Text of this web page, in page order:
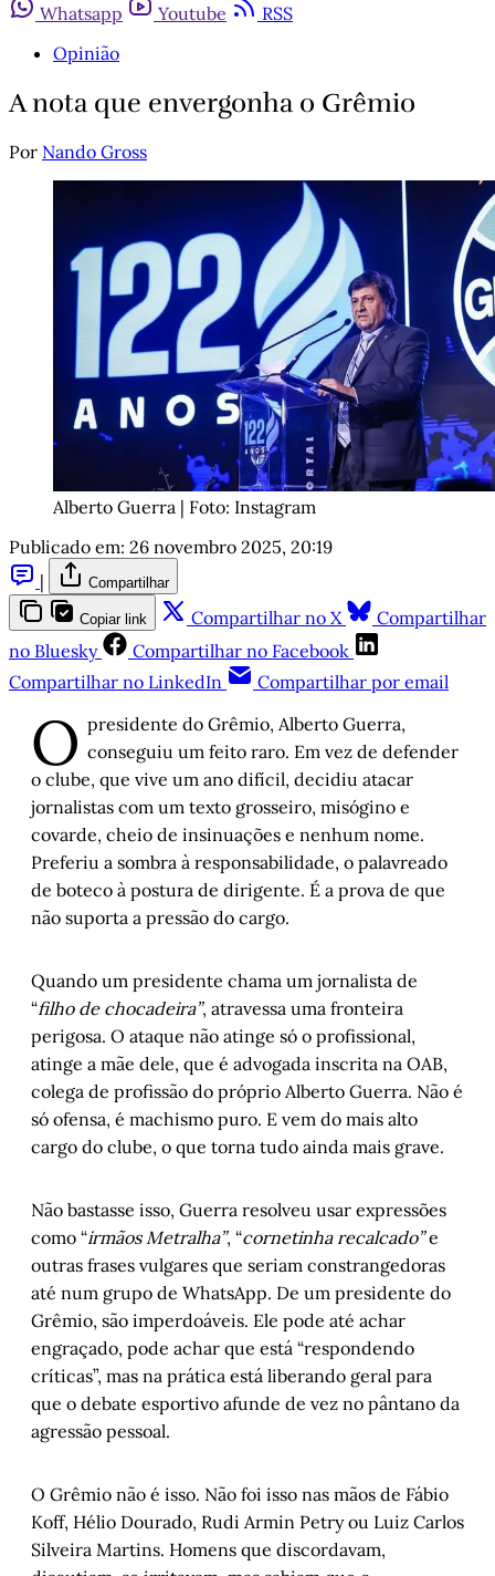
Whatsapp
Youtube
RSS
Opinião
A nota que envergonha o Grêmio
Por Nando Gross
Alberto Guerra | Foto: Instagram
Publicado em: 26 novembro 2025, 20:19
|
Compartilhar
Copiar link Compartilhar no X
Compartilhar
no Bluesky
Compartilhar no Facebook
Compartilhar no LinkedIn
Compartilhar por email
O presidente do Grêmio, Alberto Guerra,
conseguiu um feito raro. Em vez de defender
o clube, que vive um ano difícil, decidiu atacar
jornalistas com um texto grosseiro, misógino e
covarde, cheio de insinuações e nenhum nome.
Preferiu a sombra à responsabilidade, o palavreado
de boteco à postura de dirigente. É a prova de que
não suporta a pressão do cargo.
Quando um presidente chama um jornalista de
“filho de chocadeira”, atravessa uma fronteira
perigosa. O ataque não atinge só o profissional,
atinge a mãe dele, que é advogada inscrita na OAB,
colega de profissão do próprio Alberto Guerra. Não é
só ofensa, é machismo puro. E vem do mais alto
cargo do clube, o que torna tudo ainda mais grave.
Não bastasse isso, Guerra resolveu usar expressões
como “irmãos Metralha”, “cornetinha recalcado”e
outras frases vulgares que seriam constrangedoras
até num grupo de WhatsApp. De um presidente do
Grêmio, são imperdoáveis. Ele pode até achar
engraçado, pode achar que está “respondendo
críticas”, mas na prática está liberando geral para
que o debate esportivo afunde de vez no pântano da
agressão pessoal.
O Grêmio não é isso. Não foi isso nas mãos de Fábio
Koff, Hélio Dourado, Rudi Armin Petry ou Luiz Carlos
Silveira Martins. Homens que discordavam,